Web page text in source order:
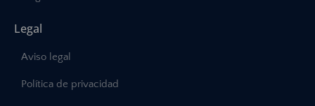
Legal
Aviso legal
Política de privacidad